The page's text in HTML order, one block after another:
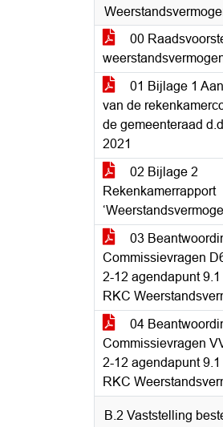
00
01 Bijlage 1
van de
de gemeenteraad
2021
02 Bijlage 2
Rekenkamerrapport
03
Commissievragen
2-12 agendapunt
RKC
04
Commissievragen
2-12 agendapunt
RKC
B.2 Vaststelling